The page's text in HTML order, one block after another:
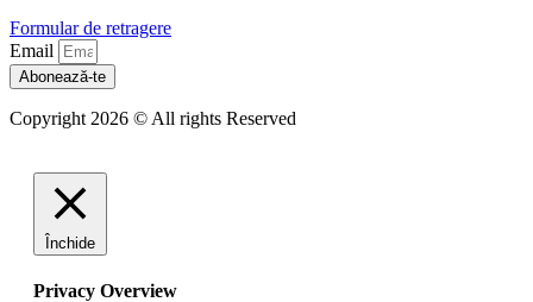
Formular de retragere
Email
Abonează-te
Copyright 2026 © All rights Reserved
Închide
Privacy Overview